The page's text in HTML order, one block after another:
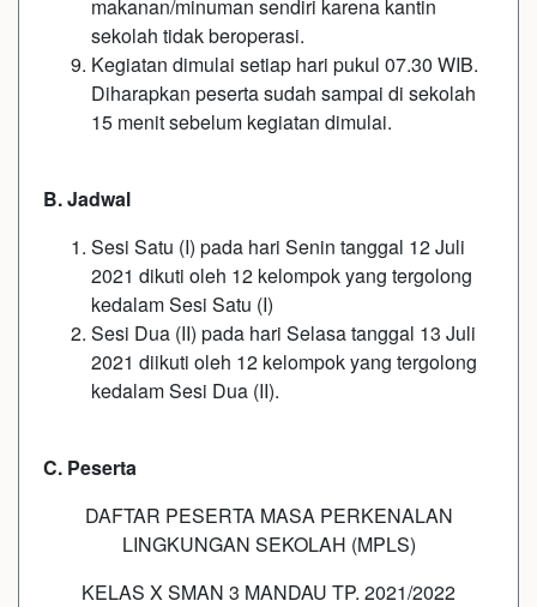
makanan/minuman sendiri karena kantin
sekolah tidak beroperasi.
Kegiatan dimulai setiap hari pukul 07.30 WIB.
Diharapkan peserta sudah sampai di sekolah
15 menit sebelum kegiatan dimulai.
B. Jadwal
Sesi Satu (I) pada hari Senin tanggal 12 Juli
2021 dikuti oleh 12 kelompok yang tergolong
kedalam Sesi Satu (I)
Sesi Dua (II) pada hari Selasa tanggal 13 Juli
2021 diikuti oleh 12 kelompok yang tergolong
kedalam Sesi Dua (II).
C. Peserta
DAFTAR PESERTA MASA PERKENALAN
LINGKUNGAN SEKOLAH (MPLS)
KELAS X SMAN 3 MANDAU TP. 2021/2022